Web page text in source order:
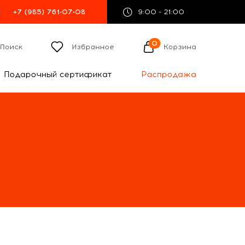
+7 (985) 761-07-08 9:00 - 21:00
Поиск Избранное 0 Корзина
Подарочный сертификат Распродажа